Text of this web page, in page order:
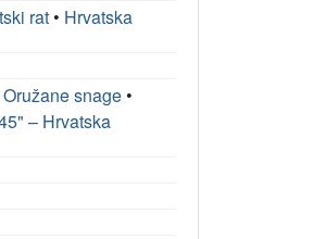
rat • Hrvatska
snage •
– Hrvatska